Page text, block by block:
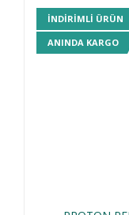
INDIRIMLI ÜRÜN
ANINDA KARGO